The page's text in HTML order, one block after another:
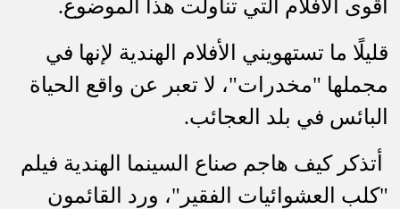
أقوى الأفلام التي تناولت هذا الموضوع.
قليلًا ما تستهويني الأفلام الهندية لإنها في
مجملها "مخدرات"، لا تعبر عن واقع الحياة
البائس في بلد العجائب.
أتذكر كيف هاجم صناع السينما الهندية فيلم
"كلب العشوائيات الفقير"، ورد القائمون